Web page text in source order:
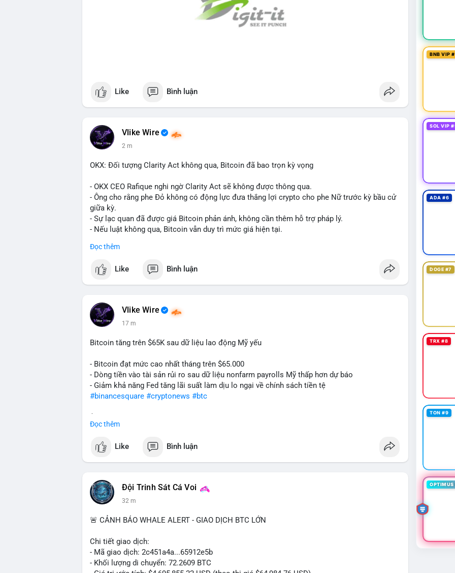
Like Bình luận
Vlike Wire
2 m
OKX: Đối tượng Clarity Act không qua, Bitcoin đã bao trọn kỳ vọng
- OKX CEO Rafique nghi ngờ Clarity Act sẽ không được thông qua.
- Ông cho rằng phe Đỏ không có động lực đưa thắng lợi crypto cho phe Nữ trước kỳ bầu cử
giữa kỳ.
- Sự lạc quan đã được giá Bitcoin phản ánh, không cần thêm hỗ trợ pháp lý.
- Nếu luật không qua, Bitcoin vẫn duy trì mức giá hiện tại.
#binancesquare
$btc
📰 Nguồn: CoinDesk
Đọc thêm
Like Bình luận
Vlike Wire
17 m
Bitcoin tăng trên $65K sau dữ liệu lao động Mỹ yếu
- Bitcoin đạt mức cao nhất tháng trên $65.000
- Dòng tiền vào tài sản rủi ro sau dữ liệu nonfarm payrolls Mỹ thấp hơn dự báo
- Giảm khả năng Fed tăng lãi suất làm dịu lo ngại về chính sách tiền tệ
#binancesquare #cryptonews #btc
📰 Nguồn: Cointelegraph
Đọc thêm
Like Bình luận
Đội Trinh Sát Cá Voi
32 m
🚨 CẢNH BÁO WHALE ALERT - GIAO DỊCH BTC LỚN
Chi tiết giao dịch:
- Mã giao dịch: 2c451a4a...65912e5b
- Khối lượng di chuyển: 72.2609 BTC
BNB VIP
SOL VIP
ADA #6
DOGE #7
TRX #8
TON #9
OPTIMUS